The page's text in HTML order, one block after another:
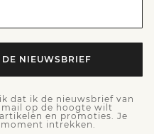
NIEUWSBRIEF
dat ik de nieuwsbrief van
op de hoogte wilt
en promoties. Je
intrekken.